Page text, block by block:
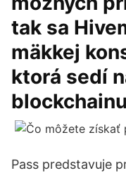
tak sa
mäkkej
ktorá sedí
Pass predstavuje